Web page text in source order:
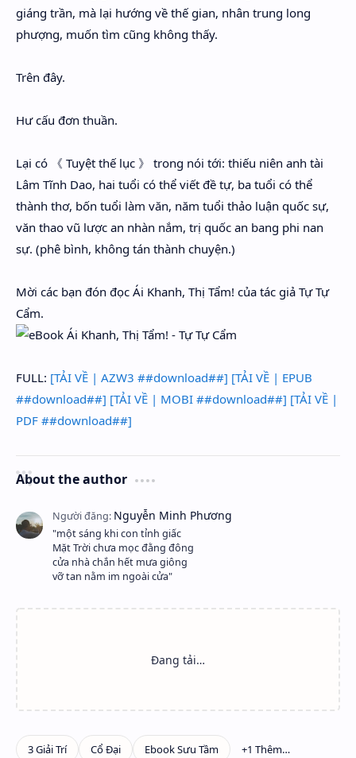
giáng trần, mà lại hướng về thế gian, nhân trung long
phượng, muốn tìm cũng không thấy.
Trên đây.
Hư cấu đơn thuần.
Lại có 《 Tuyệt thế lục 》 trong nói tới: thiếu niên anh tài
Lâm Tĩnh Dao, hai tuổi có thể viết đề tự, ba tuổi có thể
thành thơ, bốn tuổi làm văn, năm tuổi thảo luận quốc sự,
văn thao vũ lược an nhàn nắm, trị quốc an bang phi nan
sự. (phê bình, không tán thành chuyện.)
Mời các bạn đón đọc Ái Khanh, Thị Tẩm! của tác giả Tự Tự
Cẩm.
FULL: [TẢI VỀ | AZW3 ##download##] [TẢI VỀ | EPUB
##download##] [TẢI VỀ | MOBI ##download##] [TẢI VỀ |
PDF ##download##]
About the author
"một sáng khi con tỉnh giấc
Mặt Trời chưa mọc đằng đông
cửa nhà chắn hết mưa giông
vỡ tan nằm im ngoài cửa"